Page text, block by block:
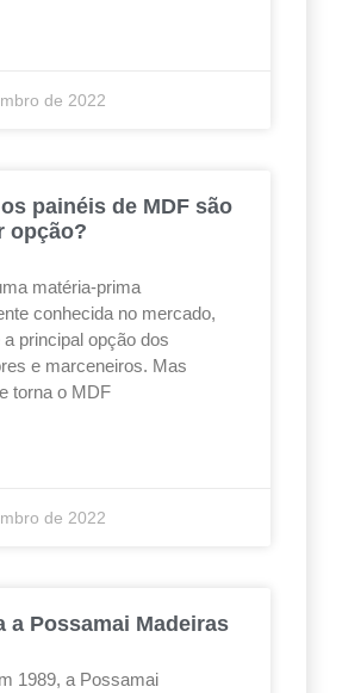
de 2022
painéis de MDF são
opção?
matéria-prima
conhecida no mercado,
principal opção dos
e marceneiros. Mas
torna o MDF
de 2022
a Possamai Madeiras
1989, a Possamai